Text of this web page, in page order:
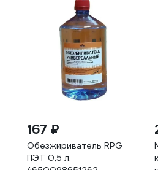
167 ₽
Обезжириватель RPG
ПЭТ 0,5 л.